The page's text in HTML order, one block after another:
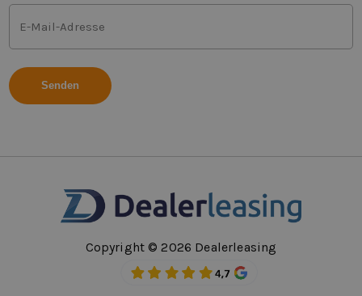
(Erforderlich)
E-
Mail-
Adresse
(Erforderlich)
Copyright © 2026 Dealerleasing